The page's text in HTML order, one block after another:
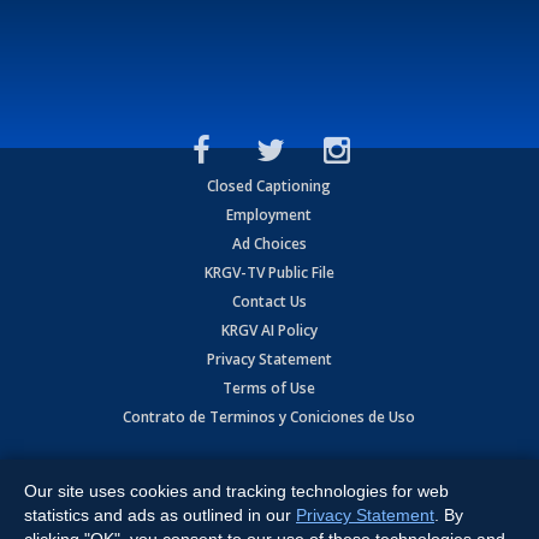
Closed Captioning
Employment
Ad Choices
KRGV-TV Public File
Contact Us
KRGV AI Policy
Privacy Statement
Terms of Use
Contrato de Terminos y Coniciones de Uso
Expressway, Weslaco, TX 78596.
All Rights Reserved. Powered by:Ruby Shore Software
Our site uses cookies and tracking technologies for web
statistics and ads as outlined in our Privacy Statement . By